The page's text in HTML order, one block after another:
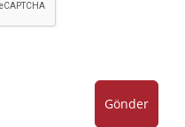
Gönder